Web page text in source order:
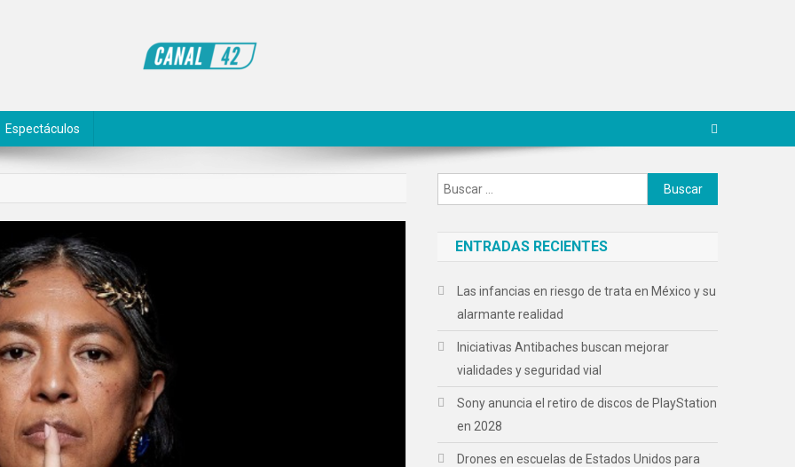
Espectáculos
Buscar:
ENTRADAS RECIENTES
Las infancias en riesgo de trata en México y su
alarmante realidad
Iniciativas Antibaches buscan mejorar
vialidades y seguridad vial
Sony anuncia el retiro de discos de PlayStation
en 2028
Drones en escuelas de Estados Unidos para